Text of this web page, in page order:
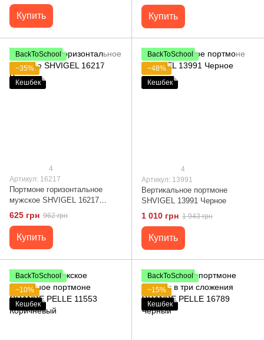
Купить Купить
BackToSchool
−35%
Кешбек
4
Артикул: 16217
Портмоне горизонтальное
мужское SHVIGEL 16217
Черное
625 грн 962 грн
Купить
BackToSchool
−48%
Кешбек
4
Артикул: 13991
Вертикальное портмоне
SHVIGEL 13991 Черное
1 010 грн 1 943 грн
Купить
BackToSchool
−10%
Кешбек
BackToSchool
−15%
Кешбек